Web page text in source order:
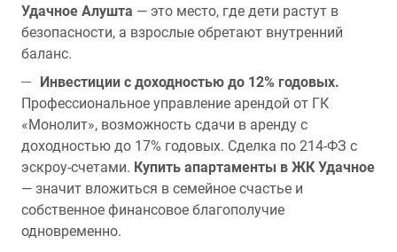
Удачное Алушта — это место, где дети растут в
безопасности, а взрослые обретают внутренний
баланс.
Инвестиции с доходностью до 12% годовых.
Профессиональное управление арендой от ГК
«Монолит», возможность сдачи в аренду с
доходностью до 17% годовых. Сделка по 214-ФЗ с
эскроу-счетами. Купить апартаменты в ЖК Удачное
— значит вложиться в семейное счастье и
собственное финансовое благополучие
одновременно.